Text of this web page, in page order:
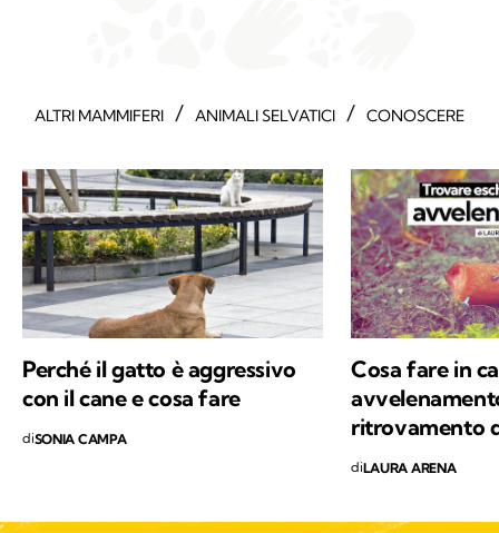
ALTRI MAMMIFERI / ANIMALI SELVATICI / CONOSCERE
Perché il gatto è aggressivo
con il cane e cosa fare
diSONIA CAMPA
Cosa fare in
ritrovamento
diLAURA ARENA